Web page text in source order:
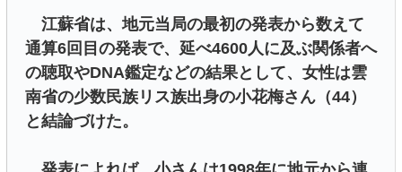
江蘇省は、地元当局の最初の発表から数えて
通算6回目の発表で、延べ4600人に及ぶ関係者へ
の聴取やDNA鑑定などの結果として、女性は雲
南省の少数民族リス族出身の小花梅さん（44）
と結論づけた。